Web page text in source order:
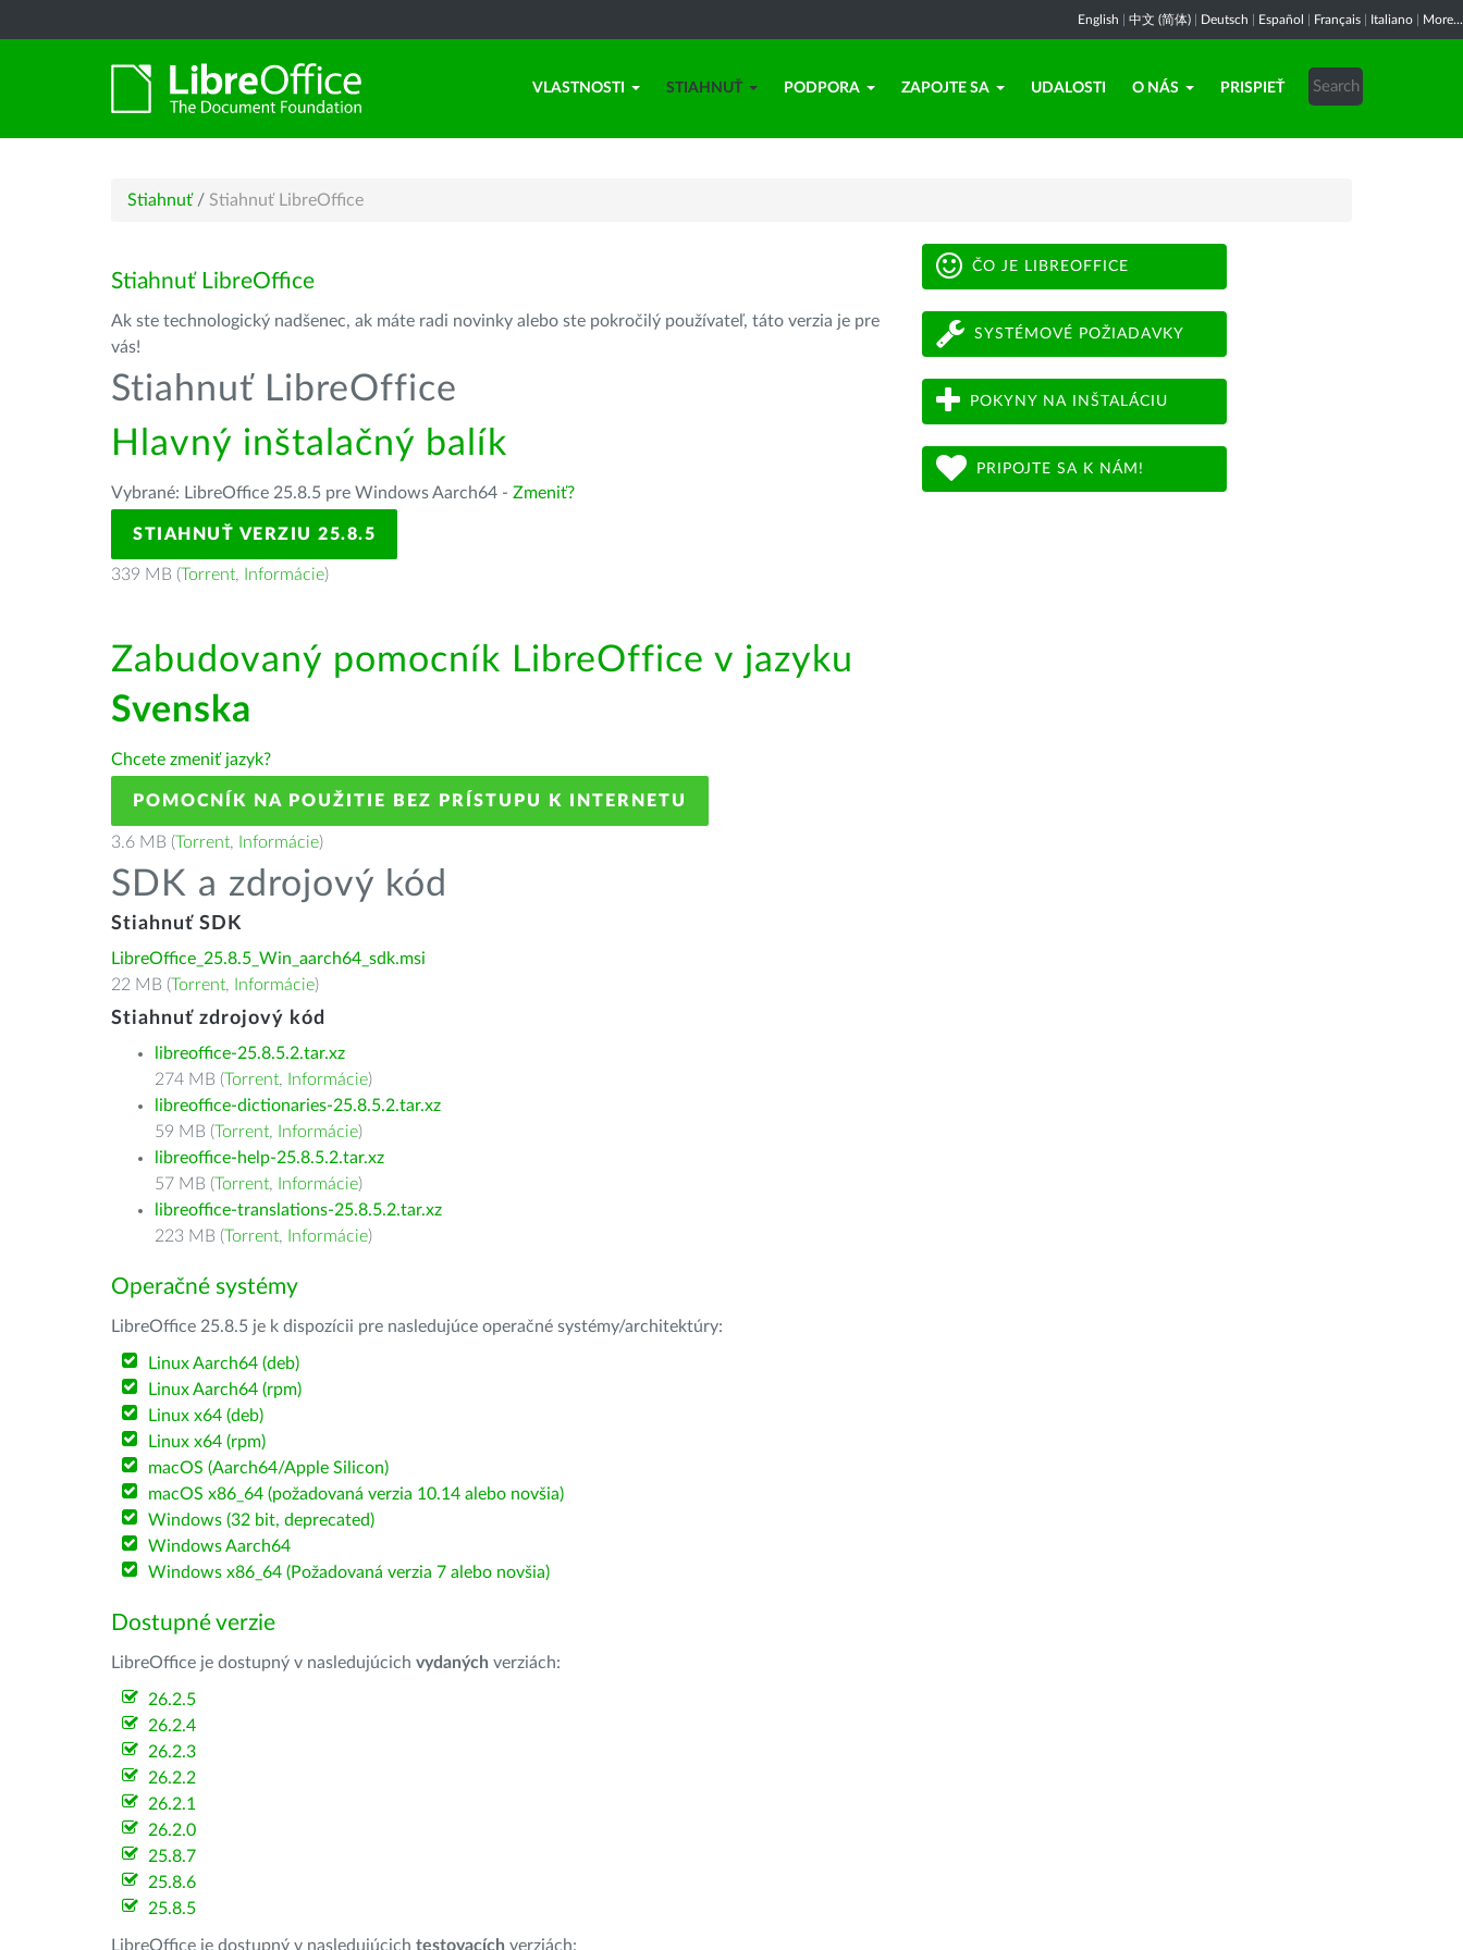
English 中文 (简体) Deutsch Español Français Italiano More...
VLASTNOSTI STIAHNUŤ PODPORA ZAPOJTE SA UDALOSTI O NÁS PRISPIEŤ
Stiahnuť / Stiahnuť LibreOffice
Stiahnuť LibreOffice
Ak ste technologický nadšenec, ak máte radi novinky alebo ste pokročilý používateľ, táto verzia je pre
vás!
Stiahnuť LibreOffice
Hlavný inštalačný balík
Vybrané: LibreOffice 25.8.5 pre Windows Aarch64 - Zmeniť?
STIAHNUŤ VERZIU 25.8.5
339 MB (Torrent, Informácie)
Zabudovaný pomocník LibreOffice v jazyku
Svenska
Chcete zmeniť jazyk?
POMOCNÍK NA POUŽITIE BEZ PRÍSTUPU K INTERNETU
3.6 MB (Torrent, Informácie)
SDK a zdrojový kód
Stiahnuť SDK
LibreOffice_25.8.5_Win_aarch64_sdk.msi
22 MB (Torrent, Informácie)
Stiahnuť zdrojový kód
libreoffice-25.8.5.2.tar.xz
274 MB (Torrent, Informácie)
libreoffice-dictionaries-25.8.5.2.tar.xz
59 MB (Torrent, Informácie)
libreoffice-help-25.8.5.2.tar.xz
57 MB (Torrent, Informácie)
libreoffice-translations-25.8.5.2.tar.xz
223 MB (Torrent, Informácie)
Operačné systémy
LibreOffice 25.8.5 je k dispozícii pre nasledujúce operačné systémy/architektúry:
Linux Aarch64 (deb)
Linux Aarch64 (rpm)
Linux x64 (deb)
Linux x64 (rpm)
macOS (Aarch64/Apple Silicon)
macOS x86_64 (požadovaná verzia 10.14 alebo novšia)
Windows (32 bit, deprecated)
Windows Aarch64
Windows x86_64 (Požadovaná verzia 7 alebo novšia)
Dostupné verzie
LibreOffice je dostupný v nasledujúcich vydaných verziách:
26.2.5
26.2.4
26.2.3
26.2.2
26.2.1
26.2.0
25.8.7
25.8.6
25.8.5
LibreOffice je dostupný v nasledujúcich testovacích verziách:
ČO JE LIBREOFFICE
SYSTÉMOVÉ POŽIADAVKY
POKYNY NA INŠTALÁCIU
PRIPOJTE SA K NÁM!